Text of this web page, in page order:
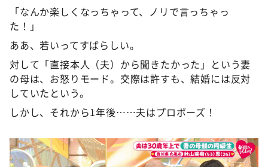
「なんか楽しくなっちゃって、ノリで言っちゃっ
た！」
ああ、若いってすばらしい。
対して「直接本人（夫）から聞きたかった」という妻
の母は、お怒りモード。交際は許すも、結婚には反対
していたという。
しかし、それから1年後……夫はプロポーズ！